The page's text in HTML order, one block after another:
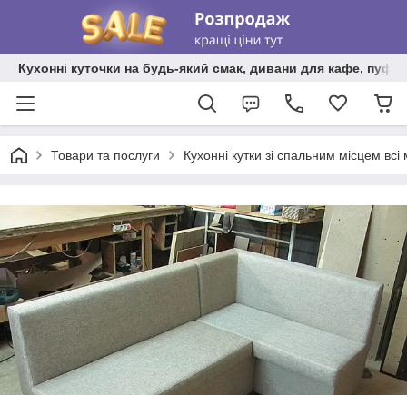
Кухонні куточки на будь-який смак, дивани для кафе,
Товари та послуги Кухонні кутки зі спальним місцем всі